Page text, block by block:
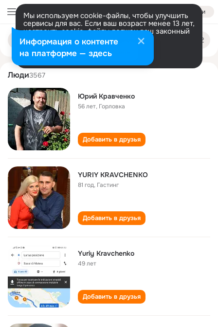
Войти
Мы используем cookie-файлы, чтобы улучшить
сервисы для вас. Если ваш возраст менее 13 лет,
настроить cookie-файлы должен ваш законный
представитель. Больше информации
Разрешить все Настроить
Поиск
людям
yuriy kravchenko
Люди3567
Юрий Кравченко
56 лет, Горловка
Добавить в друзья
YURIY KRAVCHENKO
81 год, Гастинг
Добавить в друзья
Yuriy Kravchenko
49 лет
Добавить в друзья
Информация о контенте
на платформе — здесь